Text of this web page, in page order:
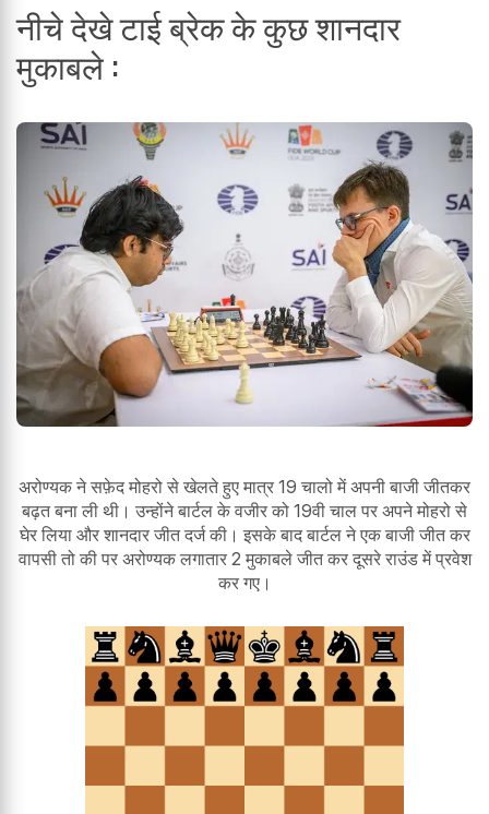
नीचे देखे टाई ब्रेक के कुछ शानदार
मुकाबले :
अरोण्यक ने सफ़ेद मोहरो से खेलते हुए मात्र 19 चालो में अपनी बाजी जीतकर
बढ़त बना ली थी। उन्होंने बार्टल के वजीर को 19वी चाल पर अपने मोहरो से
घेर लिया और शानदार जीत दर्ज की। इसके बाद बार्टल ने एक बाजी जीत कर
वापसी तो की पर अरोण्यक लगातार 2 मुकाबले जीत कर दूसरे राउंड में प्रवेश
कर गए।